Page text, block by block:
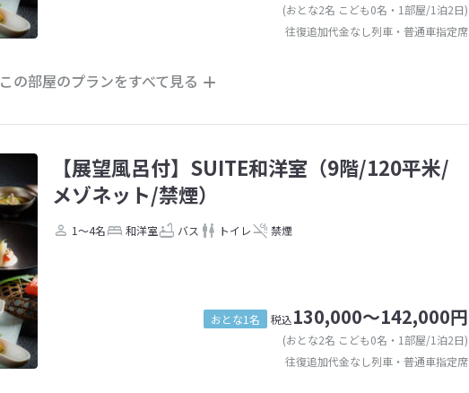
(おとな2名 こども0名・1部屋/1泊2日)
往復追加代金なし列車・普通車指定席
この部屋のプランをすべて見る
【展望風呂付】SUITE和洋室（9階/120平米/
メゾネット/禁煙）
1～4名 和洋室 バス トイレ 禁煙
おとな1名 税込130,000～142,000円
(おとな2名 こども0名・1部屋/1泊2日)
往復追加代金なし列車・普通車指定席